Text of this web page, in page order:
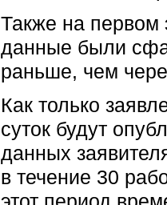
Также на первом
данные были
раньше, чем
Как только
суток будут
данных
в течение 30